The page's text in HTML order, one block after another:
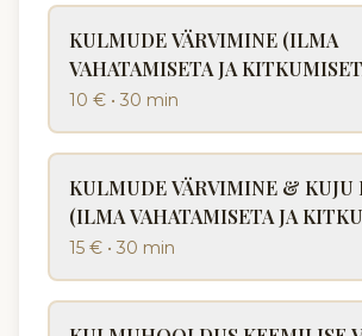
KULMUDE VÄRVIMINE (ILMA
VAHATAMISETA JA
10 € • 30 min
KULMUDE VÄRVIMINE &
(ILMA VAHATAMISETA JA
15 € • 30 min